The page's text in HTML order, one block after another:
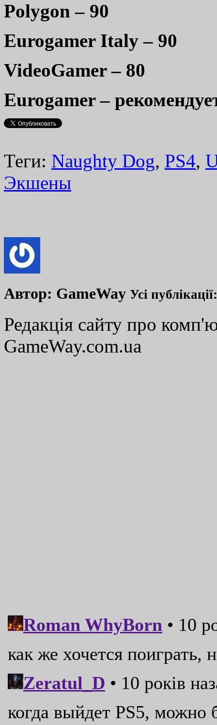
Polygon – 90
Eurogamer Italy – 90
VideoGamer – 80
Eurogamer –
Теги: Naughty Dog, PS4,
Экшены
Автор: GameWay Усі
Редакція сайту про
GameWay.com.ua